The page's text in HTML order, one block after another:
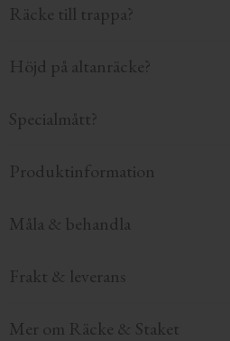
Räcke till trappa?
Höjd på altanräcke?
Specialmått?
Produktinformation
Måla & behandla
Frakt & leverans
Mer om Räcke & Staket